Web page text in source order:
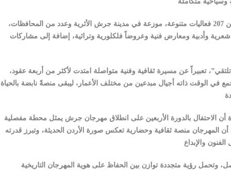
ويقدم المهرجان هذا العام برنامجاً ثقافياً وفنياً متكاملاً يضم أكثر من 207 فعاليات متنوعة، موزعة في مدينة جرش الأثرية وعدد من المحافظات،
وأدبية ومعارض فنية وعروضاً فلكلورية وتراثية، إضافة إلى مشاركات
تعبيراً عن مسيرة ثقافية وفنية متواصلة امتدت لأكثر من أربعة عقود،
في الوقت ذاته أجيال مبدعين من مختلف الأعمار، ليبقى منصةً نابضة بالحياة
أن الاحتفال بالدورة الأربعين على انطلاق مهرجان جرش يمثل محطة مفصلية
أن المهرجان منصة ثقافية وحضارية تعكس صورة الأردن الحديثة، وتبرز قدرته
وتحمل رؤية متجددة توازن بين الحفاظ على هوية المهرجان التاريخية